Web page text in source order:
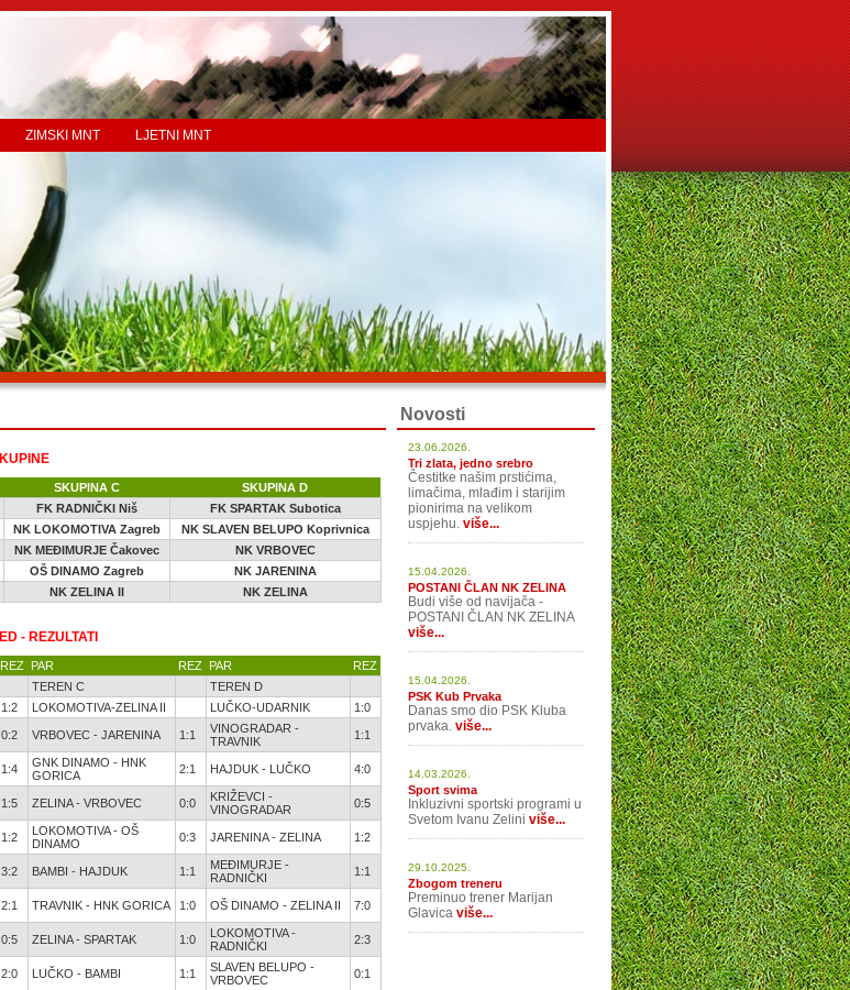
ZIMSKI MNT LJETNI MNT
SKUPINA C
SKUPINA D
FK RADNIČKI Niš
FK SPARTAK Subotica
NK LOKOMOTIVA Zagreb
NK SLAVEN BELUPO Koprivnica
NK MEĐIMURJE Čakovec
NK VRBOVEC
OŠ DINAMO Zagreb
NK JARENINA
NK ZELINA II NK ZELINA
- REZULTATI
REZ PAR REZ PAR
REZ
TEREN C
TEREN D
1:2 LOKOMOTIVA-ZELINA II LUČKO-UDARNIK 1:0
0:2 VRBOVEC - JARENINA 1:1
VINOGRADAR -
TRAVNIK
1:1
1:4
GNK DINAMO - HNK
GORICA
2:1 HAJDUK - LUČKO 4:0
1:5 ZELINA - VRBOVEC 0:0
KRIŽEVCI -
VINOGRADAR
0:5
1:2
LOKOMOTIVA - OŠ
DINAMO
0:3 JARENINA - ZELINA 1:2
3:2 BAMBI - HAJDUK 1:1
MEĐIMURJE -
RADNIČKI
1:1
2:1 TRAVNIK - HNK GORICA 1:0 OŠ DINAMO - ZELINA II 7:0
0:5 ZELINA - SPARTAK 1:0
LOKOMOTIVA -
RADNIČKI
2:3
2:0 LUČKO - BAMBI 1:1
SLAVEN BELUPO -
VRBOVEC
0:1
Novosti
23.06.2026.
Tri zlata, jedno srebro
Čestitke našim prstićima,
limačima, mlađim i starijim
pionirima na velikom
uspjehu. više...
15.04.2026.
POSTANI ČLAN NK ZELINA
Budi više od navijača -
POSTANI ČLAN NK ZELINA
više...
15.04.2026.
PSK Kub Prvaka
Danas smo dio PSK Kluba
prvaka. više...
14.03.2026.
Sport svima
Inkluzivni sportski programi u
Svetom Ivanu Zelini više...
29.10.2025.
Zbogom treneru
Preminuo trener Marijan
Glavica više...